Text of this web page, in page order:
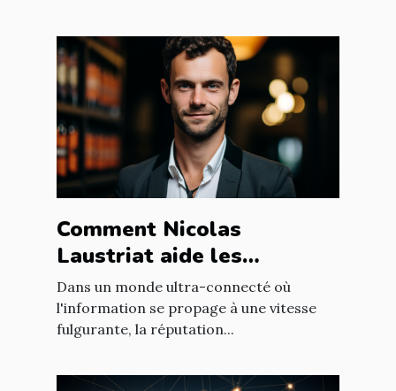
Comment Nicolas
Laustriat aide les
entreprises à améliorer
leur e-réputation
Dans un monde ultra-connecté où
l'information se propage à une vitesse
fulgurante, la réputation...